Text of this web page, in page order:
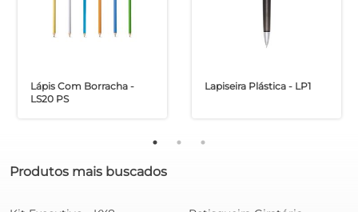
Lápis Com Borracha -
LS20 PS
Lapiseira Plástica - LP1
Produtos mais buscados